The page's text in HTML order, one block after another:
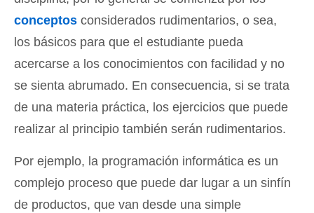
conceptos considerados rudimentarios, o sea,
los básicos para que el estudiante pueda
acercarse a los conocimientos con facilidad y no
se sienta abrumado. En consecuencia, si se trata
de una materia práctica, los ejercicios que puede
realizar al principio también serán rudimentarios.
Por ejemplo, la programación informática es un
complejo proceso que puede dar lugar a un sinfín
de productos, que van desde una simple